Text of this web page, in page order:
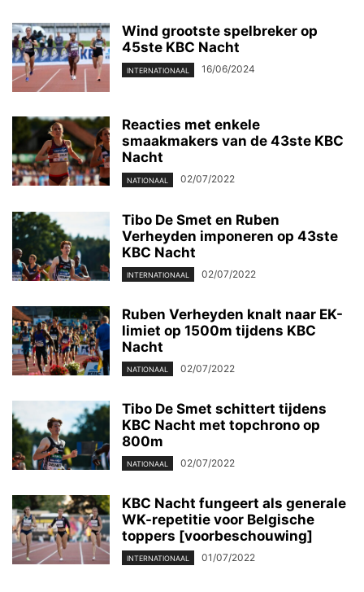
Wind grootste spelbreker op
45ste KBC Nacht
INTERNATIONAAL 16/06/2024
Reacties met enkele
smaakmakers van de 43ste KBC
Nacht
NATIONAAL 02/07/2022
Tibo De Smet en Ruben
Verheyden imponeren op 43ste
KBC Nacht
INTERNATIONAAL 02/07/2022
Ruben Verheyden knalt naar EK-
limiet op 1500m tijdens KBC
Nacht
NATIONAAL 02/07/2022
Tibo De Smet schittert tijdens
KBC Nacht met topchrono op
800m
NATIONAAL 02/07/2022
KBC Nacht fungeert als generale
WK-repetitie voor Belgische
toppers [voorbeschouwing]
INTERNATIONAAL 01/07/2022